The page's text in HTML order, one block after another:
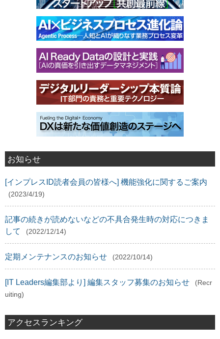
お知らせ
[インプレスID読者会員の皆様へ] 機能強化に関するご案内
(2023/4/19)
記事の続きが読めないなどの不具合発生時の対応につきま
して
(2022/12/14)
定期メンテナンスのお知らせ (2022/10/14)
[IT Leaders編集部より] 編集スタッフ募集のお知らせ
(Recr
uiting)
アクセスランキング